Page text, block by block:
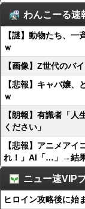
わんこーる速
【謎】動物たち、
ｗ
【画像】Z世代のバ
【悲報】キャバ嬢
ｗ
【朗報】有識者「
ください」
【悲報】アニメア
れ！」AI「…」→結
ニュー速VIP
ヒロイン攻略後に始